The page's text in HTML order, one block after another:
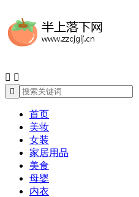
 

首页
美妆
女装
家居用品
美食
母婴
内衣